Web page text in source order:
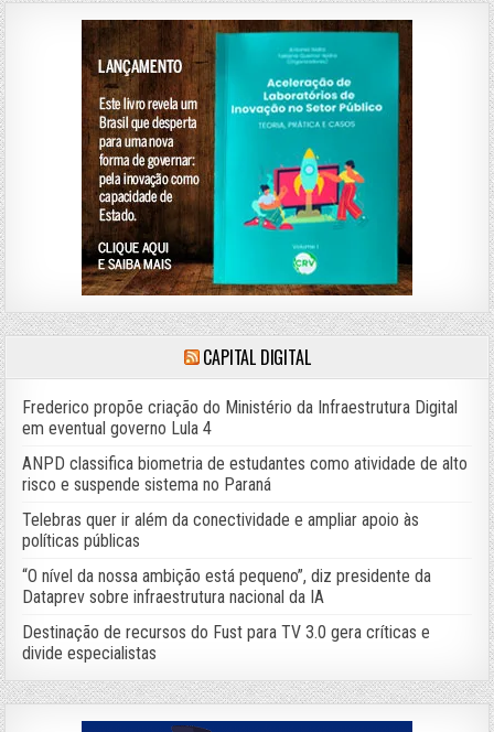
CAPITAL DIGITAL
Frederico propõe criação do Ministério da Infraestrutura Digital
em eventual governo Lula 4
ANPD classifica biometria de estudantes como atividade de alto
risco e suspende sistema no Paraná
Telebras quer ir além da conectividade e ampliar apoio às
políticas públicas
“O nível da nossa ambição está pequeno”, diz presidente da
Dataprev sobre infraestrutura nacional da IA
Destinação de recursos do Fust para TV 3.0 gera críticas e
divide especialistas